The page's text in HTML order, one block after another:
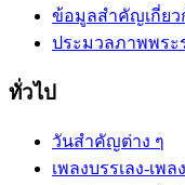
ข้อมูลสำคัญเกี่ยว
ประมวลภาพพระ
ทั่วไป
วันสำคัญต่าง ๆ
เพลงบรรเลง-เพ